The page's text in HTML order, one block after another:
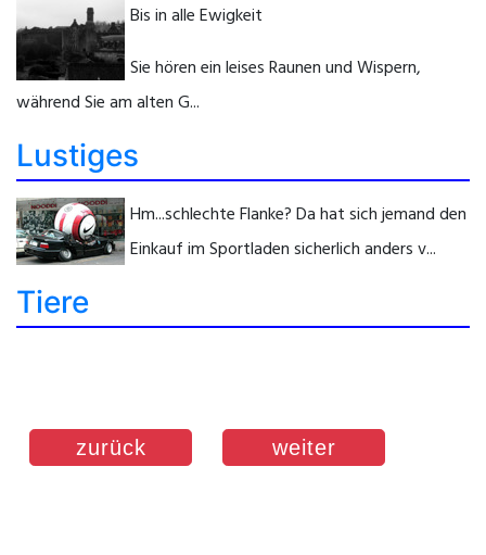
Bis in alle Ewigkeit
Sie hören ein leises Raunen und Wispern,
während Sie am alten G...
Lustiges
Hm...schlechte Flanke? Da hat sich jemand den
Einkauf im Sportladen sicherlich anders v...
Tiere
zurück weiter